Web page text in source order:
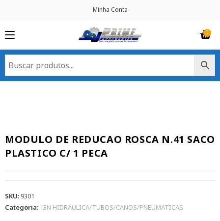
Minha Conta
MODULO DE REDUCAO ROSCA N.41 SACO
PLASTICO C/ 1 PECA
SKU:9301
Categoria: 13N HIDRAULICA/TUBOS/CANOS/PNEUMATICAS